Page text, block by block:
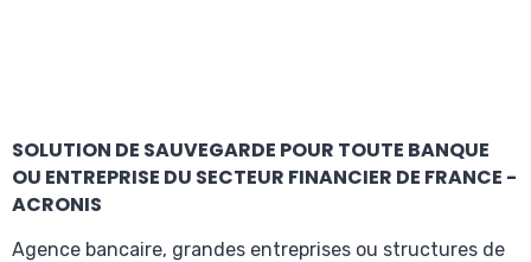
SOLUTION DE SAUVEGARDE POUR TOUTE BANQUE
OU ENTREPRISE DU SECTEUR FINANCIER DE FRANCE -
ACRONIS
Agence bancaire, grandes entreprises ou structures de